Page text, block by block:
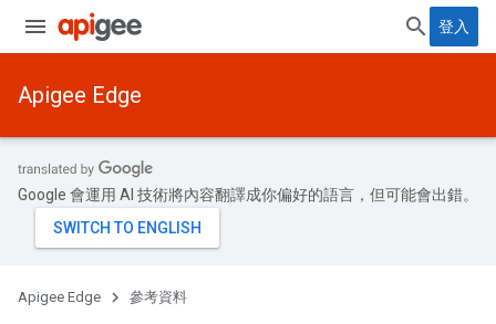
登入
Apigee Edge
Google 會運用 AI 技術將內容翻譯成你偏好的語言，但可能會出錯。
Apigee Edge 參考資料